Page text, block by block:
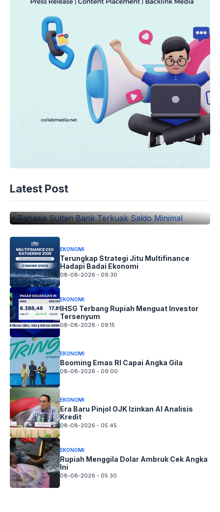
Latest Post
EKONOMI
Minimal
EKONOMI
Terungkap Strategi Jitu Multifinance
Hadapi Badai Ekonomi
08-08-2026 - 09.30
EKONOMI
IHSG Terbang Rupiah Menguat Investor
Tersenyum
08-08-2026 - 09.15
EKONOMI
Booming Emas RI Capai Angka Gila
08-08-2026 - 09.00
EKONOMI
Era Baru Pinjol OJK Izinkan AI Analisis
Kredit
08-08-2026 - 05.45
EKONOMI
Rupiah Menggila Dolar Ambruk Cek Angka
Ini
08-08-2026 - 05.30